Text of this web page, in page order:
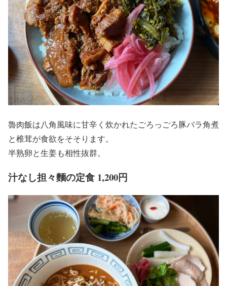
魯肉飯は八角風味に甘辛く炊かれたごろっごろ豚バラ角煮
と椎茸が食欲をそそります。
半熟卵と生姜も相性抜群。
汁なし担々麵の定食 1,200円